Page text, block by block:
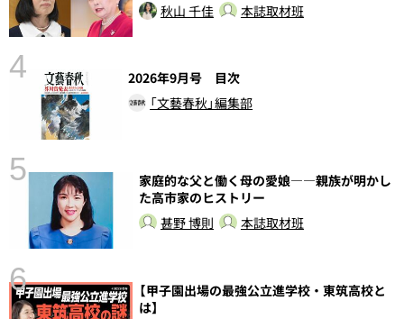
秋山 千佳
本誌取材班
4
2026年9月号 目次
「文藝春秋」編集部
5
家庭的な父と働く母の愛娘――親族が明かし
た高市家のヒストリー
甚野 博則
本誌取材班
6
【甲子園出場の最強公立進学校・東筑高校と
は】